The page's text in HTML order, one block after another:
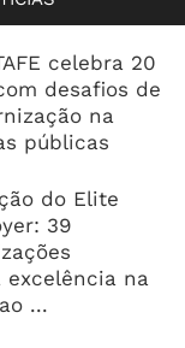
celebra 20
desafios de
na
públicas
do Elite
39
excelência na
...
Poderá
De
Sul ...
das
pede ao
caminho” e